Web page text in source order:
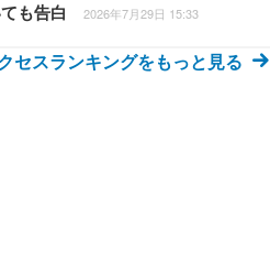
も告白 2026年7月29日 15:33
セスランキングをもっと見る